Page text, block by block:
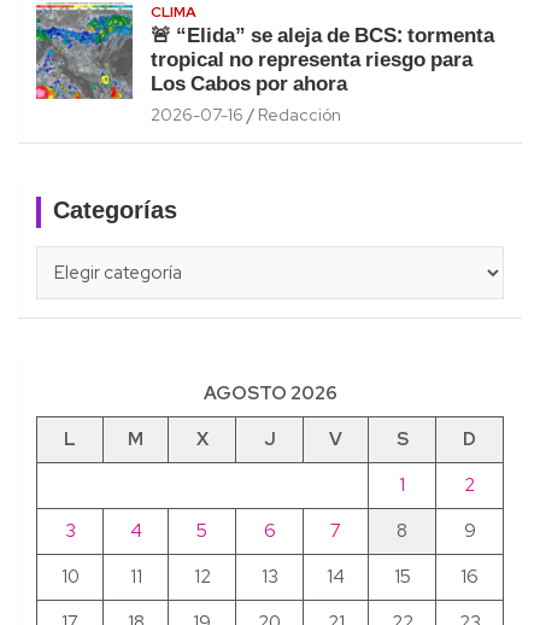
CLIMA
🚨 “Elida” se aleja de BCS: tormenta
tropical no representa riesgo para
Los Cabos por ahora
2026-07-16 Redacción
Categorías
AGOSTO 2026
L
M X J V S
D
1
2
3
4 5 6 7 8
9
10
11 12 13 14 15
16